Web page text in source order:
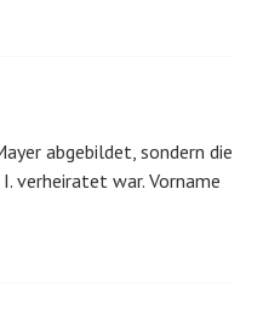
abgebildet, sondern die
verheiratet war. Vorname